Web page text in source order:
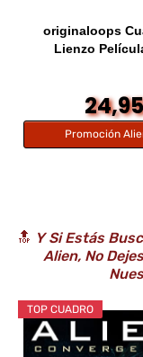
originaloops
Lienzo
Promoción
🔝 Y Si Estás
Alien, No
TOP CUADRO